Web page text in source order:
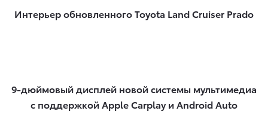
Интерьер обновленного Toyota Land Cruiser Prado
9-дюймовый дисплей новой системы мультимедиа
с поддержкой Apple Carplay и Android Auto​